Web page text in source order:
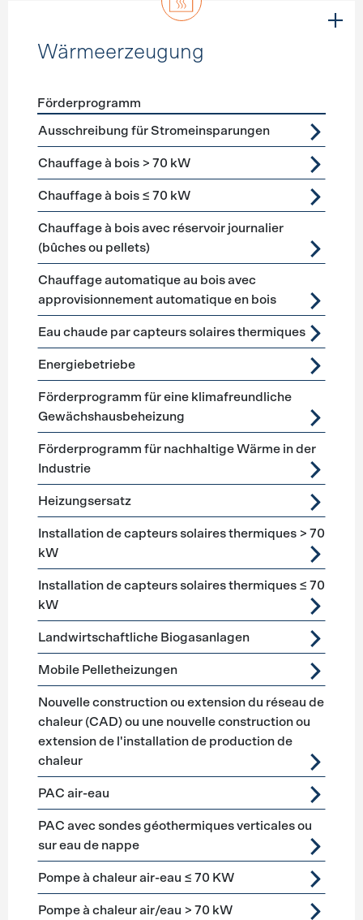
Wärmeerzeugung
Förderprogramme Wärmeerzeugung
Förderprogramm
Ausschreibung für Stromeinsparungen
Chauffage à bois > 70 kW
Chauffage à bois ≤ 70 kW
Chauffage à bois avec réservoir journalier
(bûches ou pellets)
Chauffage automatique au bois avec
approvisionnement automatique en bois
Eau chaude par capteurs solaires thermiques
Energiebetriebe
Förderprogramm für eine klimafreundliche
Gewächshausbeheizung
Förderprogramm für nachhaltige Wärme in der
Industrie
Heizungsersatz
Installation de capteurs solaires thermiques > 70
kW
Installation de capteurs solaires thermiques ≤ 70
kW
Landwirtschaftliche Biogasanlagen
Mobile Pelletheizungen
Nouvelle construction ou extension du réseau de
chaleur (CAD) ou une nouvelle construction ou
extension de l'installation de production de
chaleur
PAC air-eau
PAC avec sondes géothermiques verticales ou
sur eau de nappe
Pompe à chaleur air-eau ≤ 70 KW
Pompe à chaleur air/eau > 70 kW